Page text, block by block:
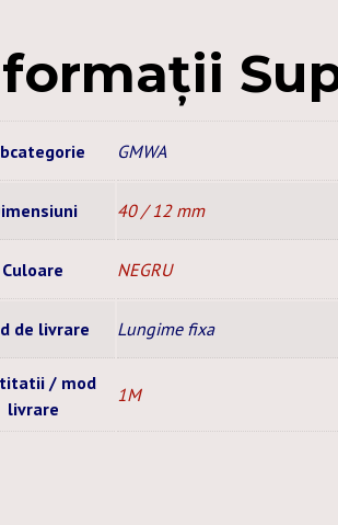
GMWA
40 / 12 mm
Culoare NEGRU
de livrare Lungime fixa
/ mod
livrare
1M